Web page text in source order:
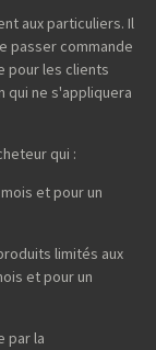
aux particuliers. Il
passer commande
pour les clients
ne s'appliquera
qui :
et pour un
limités aux
et pour un
par la